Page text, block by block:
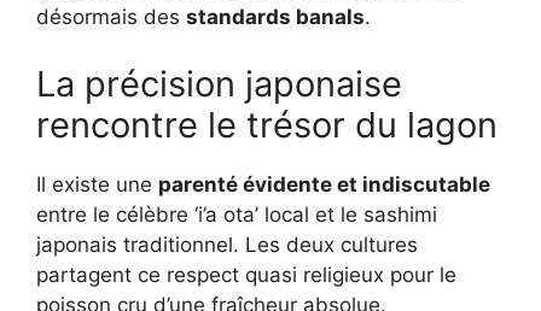
désormais des standards banals.
La précision japonaise
rencontre le trésor du lagon
Il existe une parenté évidente et indiscutable
entre le célèbre ‘i’a ota’ local et le sashimi
japonais traditionnel. Les deux cultures
partagent ce respect quasi religieux pour le
poisson cru d’une fraîcheur absolue.